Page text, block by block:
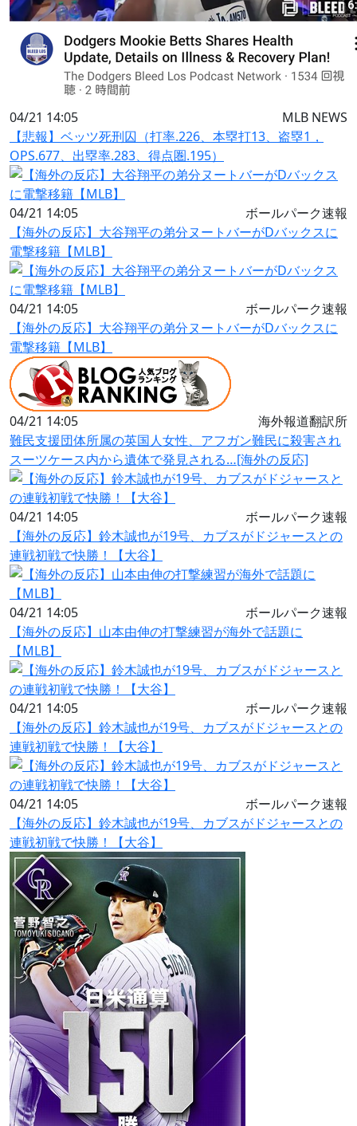
04/21 14:05
MLB NEWS
【悲報】ベッツ死刑囚（打率.226、本塁打13、盗塁1，
OPS.677、出塁率.283、得点圏.195）
04/21 14:05
ボールパーク速報
【海外の反応】大谷翔平の弟分ヌートバーがDバックスに
電撃移籍【MLB】
04/21 14:05
ボールパーク速報
【海外の反応】大谷翔平の弟分ヌートバーがDバックスに
電撃移籍【MLB】
04/21 14:05
海外報道翻訳所
難民支援団体所属の英国人女性、アフガン難民に殺害され
スーツケース内から遺体で発見される…[海外の反応]
04/21 14:05
ボールパーク速報
【海外の反応】鈴木誠也が19号、カブスがドジャースとの
連戦初戦で快勝！【大谷】
04/21 14:05
ボールパーク速報
【海外の反応】山本由伸の打撃練習が海外で話題に
【MLB】
04/21 14:05
ボールパーク速報
【海外の反応】鈴木誠也が19号、カブスがドジャースとの
連戦初戦で快勝！【大谷】
04/21 14:05
ボールパーク速報
【海外の反応】鈴木誠也が19号、カブスがドジャースとの
連戦初戦で快勝！【大谷】